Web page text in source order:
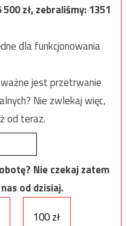
500zł, zebraliśmy:1351
dla funkcjonowania
jest przetrwanie
Nie zwlekaj więc,
od teraz.
Nie czekaj zatem
od dzisiaj.
100 zł